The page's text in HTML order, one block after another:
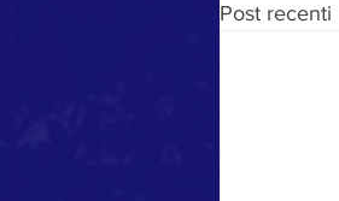
Post recenti